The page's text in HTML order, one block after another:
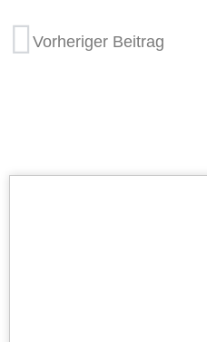
Vorheriger Beitrag